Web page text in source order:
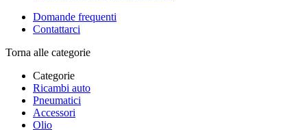
Domande frequenti
Contattarci
Torna alle categorie
Categorie
Ricambi auto
Pneumatici
Accessori
Olio